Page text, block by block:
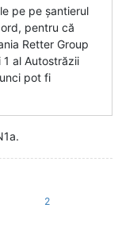
pe pe șantierul
pentru că
Retter Group
al Autostrăzii
pot fi
2